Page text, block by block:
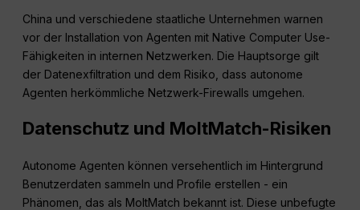
China und verschiedene staatliche Unternehmen warnen
vor der Installation von Agenten mit Native Computer Use-
Fähigkeiten in internen Netzwerken. Die Hauptsorge gilt
der Datenexfiltration und dem Risiko, dass autonome
Agenten herkömmliche Netzwerk-Firewalls umgehen.
Datenschutz und MoltMatch-Risiken
Autonome Agenten können versehentlich im Hintergrund
Benutzerdaten sammeln und Profile erstellen - ein
Phänomen, das als MoltMatch bekannt ist. Diese unbefugte